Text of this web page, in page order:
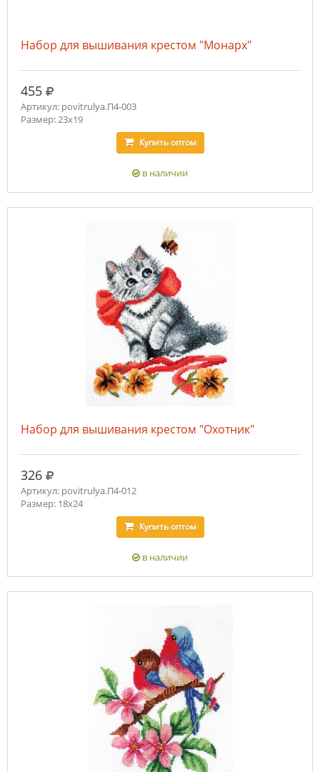
Набор для вышивания крестом "Монарх"
455 руб.
Артикул: povitrulya.П4-003
Размер: 23х19
Купитьоптом
в наличии
Набор для вышивания крестом "Охотник"
326 руб.
Артикул: povitrulya.П4-012
Размер: 18х24
Купитьоптом
в наличии